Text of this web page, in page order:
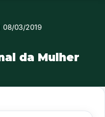
08/03/2019
da Mulher